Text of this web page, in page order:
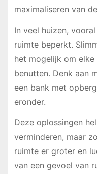
maximaliseren van
In veel huizen,
ruimte beperkt.
het mogelijk om
benutten. Denk aan
een bank met
eronder.
Deze oplossingen
verminderen, maar
ruimte er groter en
van een gevoel van